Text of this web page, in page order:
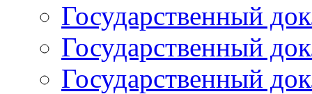
Государственный
Государственный
Государственный